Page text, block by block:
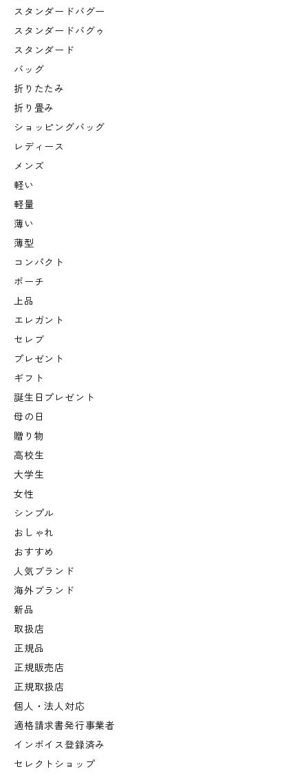
スタンダードバグー
スタンダードバグゥ
スタンダード
バッグ
折りたたみ
折り畳み
ショッピングバッグ
レディース
メンズ
軽い
軽量
薄い
薄型
コンパクト
ポーチ
上品
エレガント
セレブ
プレゼント
ギフト
誕生日プレゼント
母の日
贈り物
高校生
大学生
女性
シンプル
おしゃれ
おすすめ
人気ブランド
海外ブランド
新品
取扱店
正規品
正規販売店
正規取扱店
個人・法人対応
適格請求書発行事業者
インボイス登録済み
セレクトショップ